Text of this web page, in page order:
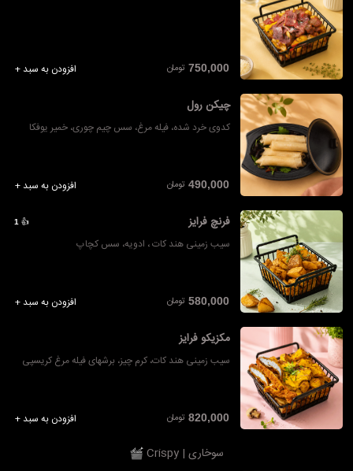
افزودن به سبد + 750,000 تومان
چیکن رول
کدوی خرد شده، فیله مرغ، سس چیم چوری، خمیر یوفکا
افزودن به سبد + 490,000 تومان
👍
1 فرنچ فرایز
سیب زمینی هند کات ، ادویه، سس کچاپ
افزودن به سبد + 580,000 تومان
مکزیکو فرایز
سیب زمینی هند کات، کرم چیز، برشهای فیله مرغ کریسپی
افزودن به سبد + 820,000 تومان
سوخاری | Crispy